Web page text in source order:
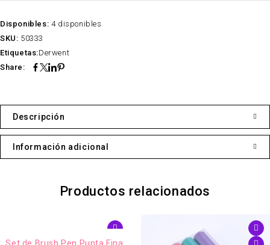
Disponibles: 4 disponibles
SKU: 50333
Etiquetas:Derwent
Share:
Descripción
Información adicional
Productos relacionados